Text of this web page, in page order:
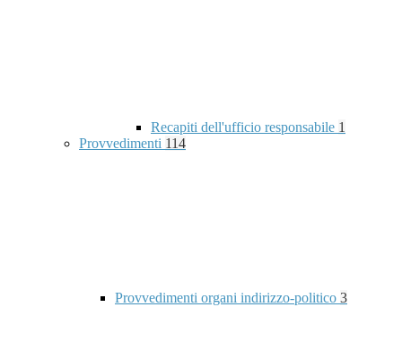
Recapiti dell'ufficio responsabile 1
Provvedimenti 114
Provvedimenti organi indirizzo-politico 3